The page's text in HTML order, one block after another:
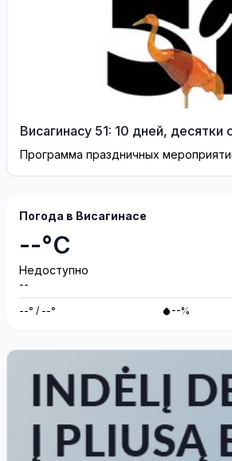
Висагинасу 51: 10 дней, десятки
Программа праздничных
Погода в Висагинасе
--°C
Недоступно
--
--° / --° --%